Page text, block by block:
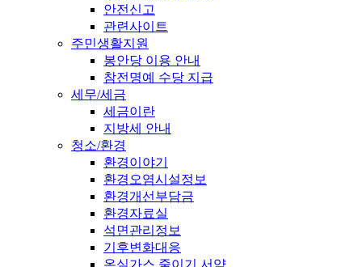
안전신고
관련사이트
주민생활지원
봉안당 이용 안내
참전명예 수당 지급
세무/세금
세금이란
지방세 안내
청소/환경
환경이야기
환경오염시설정보
환경개선부담금
환경자료실
석면관리정보
기후변화대응
온실가스 줄이기 서약